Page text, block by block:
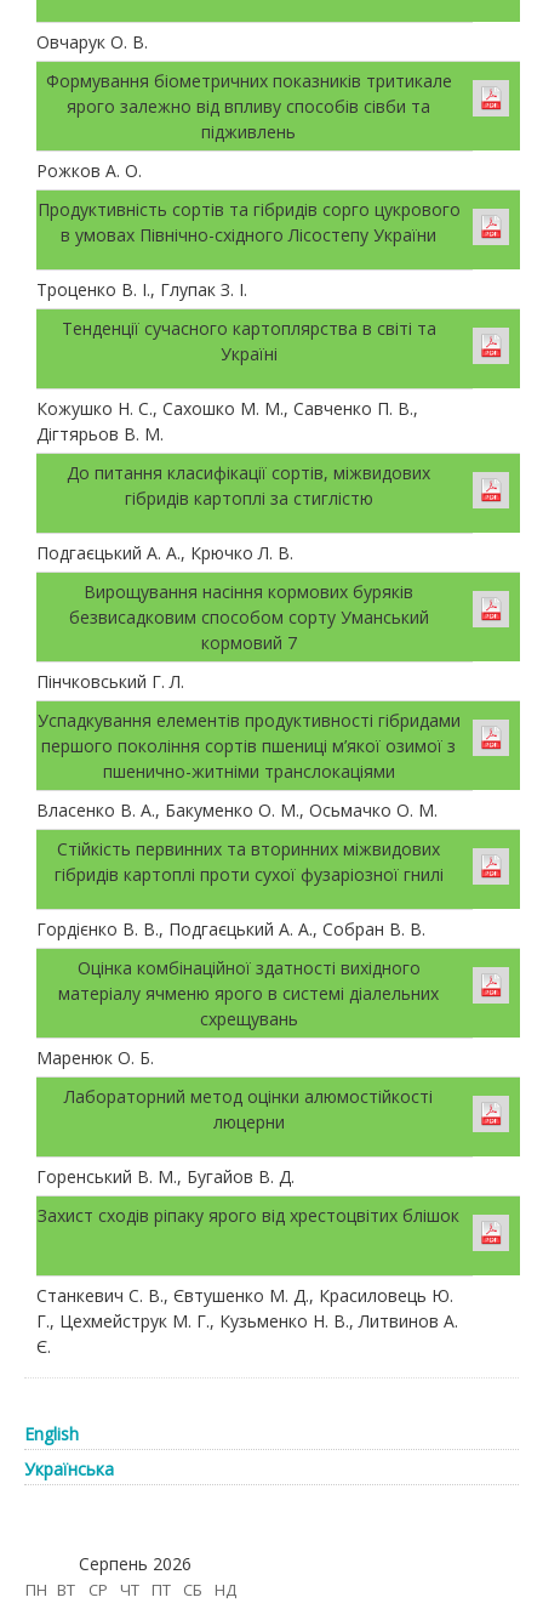
Овчарук О. В.
Формування біометричних показників тритикале
ярого залежно від впливу способів сівби та
підживлень
Рожков А. О.
Продуктивність сортів та гібридів сорго цукрового
в умовах Північно-східного Лісостепу України
Троценко В. І., Глупак З. І.
Тенденції сучасного картоплярства в світі та
Україні
Кожушко Н. С., Сахошко М. М., Савченко П. В.,
Дігтярьов В. М.
До питання класифікації сортів, міжвидових
гібридів картоплі за стиглістю
Подгаєцький А. А., Крючко Л. В.
Вирощування насіння кормових буряків
безвисадковим способом сорту Уманський
кормовий 7
Пінчковський Г. Л.
Успадкування елементів продуктивності гібридами
першого покоління сортів пшениці м’якої озимої з
пшенично-житніми транслокаціями
Власенко В. А., Бакуменко О. М., Осьмачко О. М.
Стійкість первинних та вторинних міжвидових
гібридів картоплі проти сухої фузаріозної гнилі
Гордієнко В. В., Подгаєцький А. А., Собран В. В.
Оцінка комбінаційної здатності вихідного
матеріалу ячменю ярого в системі діалельних
схрещувань
Маренюк О. Б.
Лабораторний метод оцінки алюмостійкості
люцерни
Горенський В. М., Бугайов В. Д.
Захист сходів ріпаку ярого від хрестоцвітих блішок
Станкевич С. В., Євтушенко М. Д., Красиловець Ю.
Г., Цехмейструк М. Г., Кузьменко Н. В., Литвинов А.
Є.
English
Українська
Серпень 2026
ПН ВТ СР ЧТ ПТ СБ НД